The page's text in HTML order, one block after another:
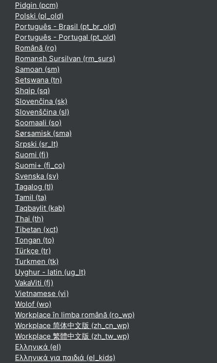
Pidgin ‎(pcm)‎
Polski ‎(pl_old)‎
Português - Brasil ‎(pt_br_old)‎
Português - Portugal ‎(pt_old)‎
Română ‎(ro)‎
Romansh Sursilvan ‎(rm_surs)‎
Samoan ‎(sm)‎
Setswana ‎(tn)‎
Shqip ‎(sq)‎
Slovenčina ‎(sk)‎
Slovenščina ‎(sl)‎
Soomaali ‎(so)‎
Sørsamisk ‎(sma)‎
Srpski ‎(sr_lt)‎
Suomi ‎(fi)‎
Suomi+ ‎(fi_co)‎
Svenska ‎(sv)‎
Tagalog ‎(tl)‎
Tamil ‎(ta)‎
Taqbaylit ‎(kab)‎
Thai ‎(th)‎
Tibetan ‎(xct)‎
Tongan ‎(to)‎
Türkçe ‎(tr)‎
Turkmen ‎(tk)‎
Uyghur - latin ‎(ug_lt)‎
VakaViti ‎(fj)‎
Vietnamese ‎(vi)‎
Wolof ‎(wo)‎
Workplace în limba română ‎(ro_wp)‎
Workplace 简体中文版 ‎(zh_cn_wp)‎
Workplace 繁體中文版 ‎(zh_tw_wp)‎
Ελληνικά ‎(el)‎
Ελληνικά για παιδιά ‎(el_kids)‎